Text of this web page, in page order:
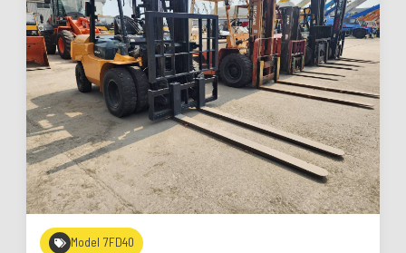
Model 7FD40